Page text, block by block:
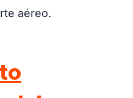
aéreo.